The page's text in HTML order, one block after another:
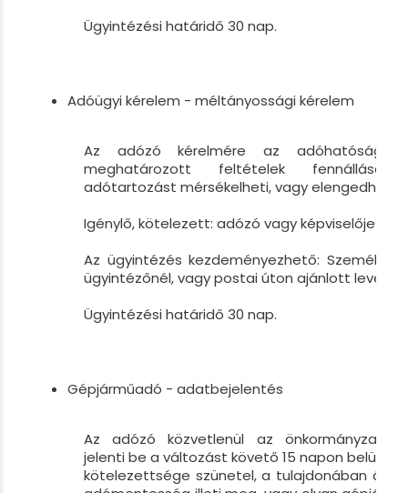
Ügyintézési határidő 30 nap.
Adóügyi kérelem - méltányossági kérelem
Az adózó kérelmére az adóhatóság
meghatározott feltételek
adótartozást mérsékelheti, vagy elengedheti.
Igénylő, kötelezett: adózó vagy képviselője
Az ügyintézés kezdeményezhető:
ügyintézőnél, vagy postai úton ajánlott
Ügyintézési határidő 30 nap.
Gépjárműadó - adatbejelentés
Az adózó közvetlenül az önkormányzati
jelenti be a változást követő 15 napon belül,
kötelezettsége szünetel, a tulajdonában álló